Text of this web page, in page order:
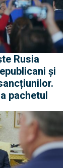
Rusia
și
pachetul